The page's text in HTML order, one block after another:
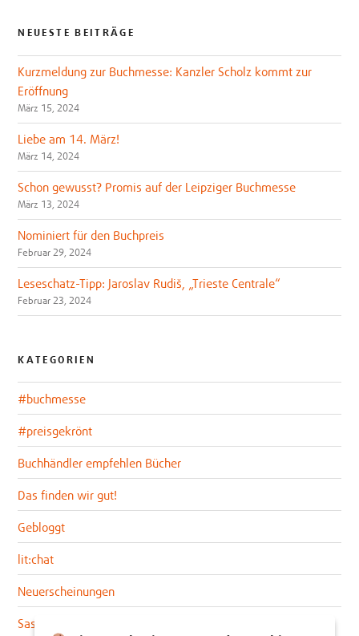
NEUESTE BEITRÄGE
Kurzmeldung zur Buchmesse: Kanzler Scholz kommt zur
Eröffnung
März 15, 2024
Liebe am 14. März!
März 14, 2024
Schon gewusst? Promis auf der Leipziger Buchmesse
März 13, 2024
Nominiert für den Buchpreis
Februar 29, 2024
Leseschatz-Tipp: Jaroslav Rudiš, „Trieste Centrale“
Februar 23, 2024
KATEGORIEN
#buchmesse
#preisgekrönt
Buchhändler empfehlen Bücher
Das finden wir gut!
Gebloggt
lit:chat
Neuerscheinungen
Sascha im lit:blog